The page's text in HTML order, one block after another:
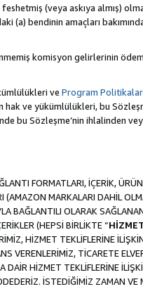
(veya askıya almış)
(a) bendinin amaçları
komisyon gelirlerinin
ve Program
ve yükümlülükleri, bu
bu Sözleşme’nin ihlalinden
FORMATLARI, İÇERİK,
(AMAZON MARKALARI DAHİL
BAĞLANTILI OLARAK
(HEPSİ BİRLİKTE “
HİZMET TEKLİFLERİNE
VERENLERİMİZ, TİCARETE
HİZMET TEKLİFLERİNE
İSTEDİĞİMİZ ZAMAN VE